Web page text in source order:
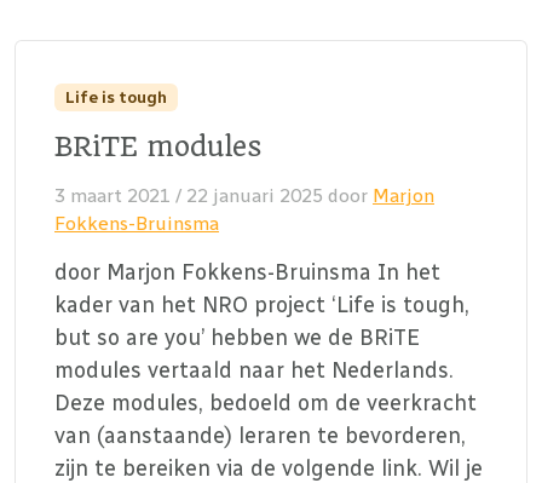
Life is tough
BRiTE modules
3 maart 2021 / 22 januari 2025 door Marjon
Fokkens-Bruinsma
door Marjon Fokkens-Bruinsma In het
kader van het NRO project ‘Life is tough,
but so are you’ hebben we de BRiTE
modules vertaald naar het Nederlands.
Deze modules, bedoeld om de veerkracht
van (aanstaande) leraren te bevorderen,
zijn te bereiken via de volgende link. Wil je